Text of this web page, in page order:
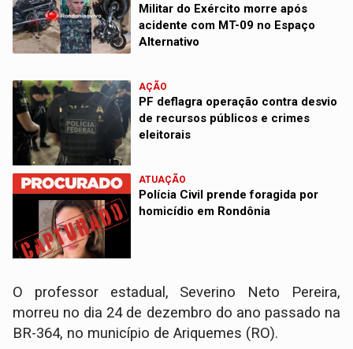
Militar do Exército morre após
acidente com MT-09 no Espaço
Alternativo
AÇÃO
PF deflagra operação contra desvio
de recursos públicos e crimes
eleitorais
ATUAÇÃO
Polícia Civil prende foragida por
homicídio em Rondônia
O professor estadual, Severino Neto Pereira,
morreu no dia 24 de dezembro do ano passado na
BR-364, no município de Ariquemes (RO).